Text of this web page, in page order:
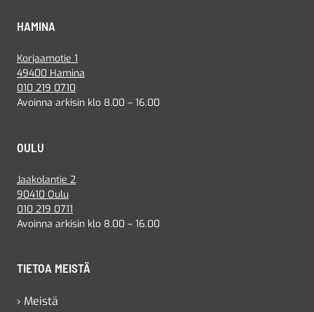
HAMINA
Korjaamotie 1
49400 Hamina
010 219 0710
Avoinna arkisin klo 8.00 – 16.00
OULU
Jaakolantie 2
90410 Oulu
010 219 0711
Avoinna arkisin klo 8.00 – 16.00
TIETOA MEISTÄ
› Meistä